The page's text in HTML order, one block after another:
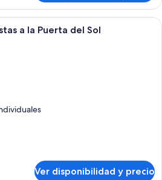
Habitación de hotel con una cama,
a la Puerta del Sol
Ver disponibilidad y precio